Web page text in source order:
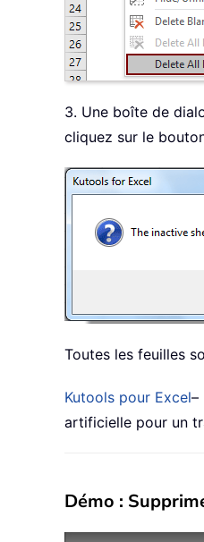
3. Une boîte de
cliquez sur le
Toutes les feuilles
Kutools pour Excel–
artificielle pour un
Démo :